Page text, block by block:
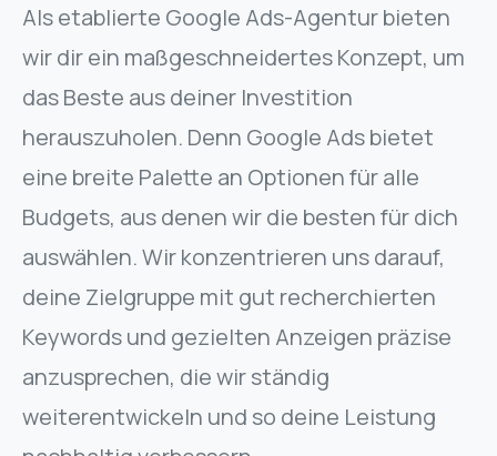
Als etablierte Google Ads-Agentur bieten
wir dir ein maßgeschneidertes Konzept, um
das Beste aus deiner Investition
herauszuholen. Denn Google Ads bietet
eine breite Palette an Optionen für alle
Budgets, aus denen wir die besten für dich
auswählen. Wir konzentrieren uns darauf,
deine Zielgruppe mit gut recherchierten
Keywords und gezielten Anzeigen präzise
anzusprechen, die wir ständig
weiterentwickeln und so deine Leistung